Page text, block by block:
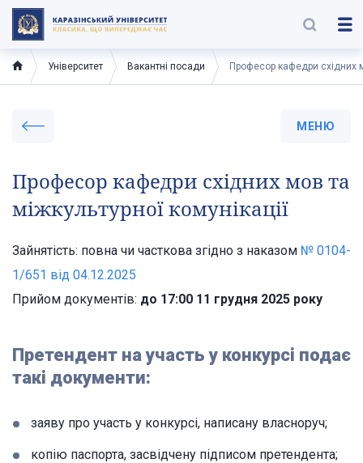
Університет Вакантні посади Професор кафедри східних
МЕНЮ
Професор кафедри східних мов та
міжкультурної комунікації
Зайнятість: повна чи часткова згідно з наказом № 0104-
1/651 від 04.12.2025
Прийом документів: до 17:00 11 грудня 2025 року
Претендент на участь у конкурсі подає
такі документи:
заяву про участь у конкурсі, написану власноруч;
копію паспорта, засвідчену підписом претендента;